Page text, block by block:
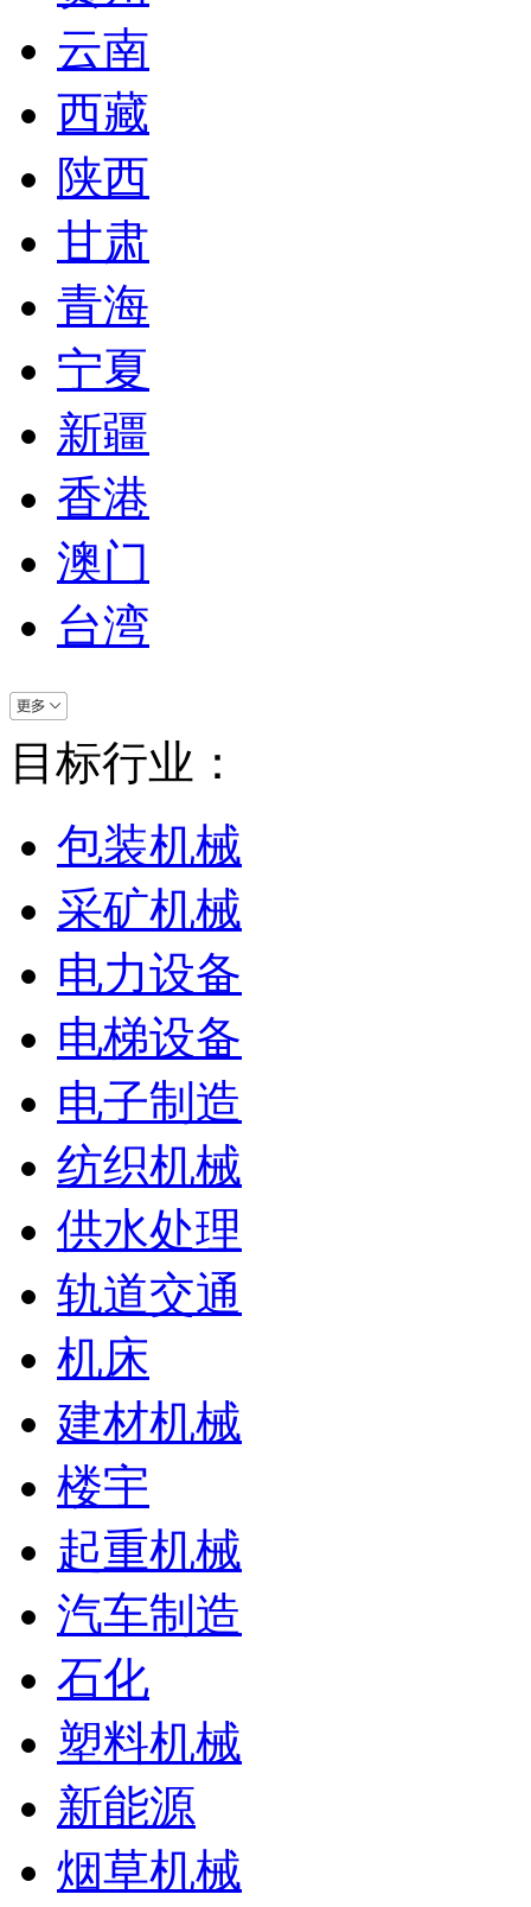
云南
西藏
陕西
甘肃
青海
宁夏
新疆
香港
澳门
台湾
目标行业：
包装机械
采矿机械
电力设备
电梯设备
电子制造
纺织机械
供水处理
轨道交通
机床
建材机械
楼宇
起重机械
汽车制造
石化
塑料机械
新能源
烟草机械